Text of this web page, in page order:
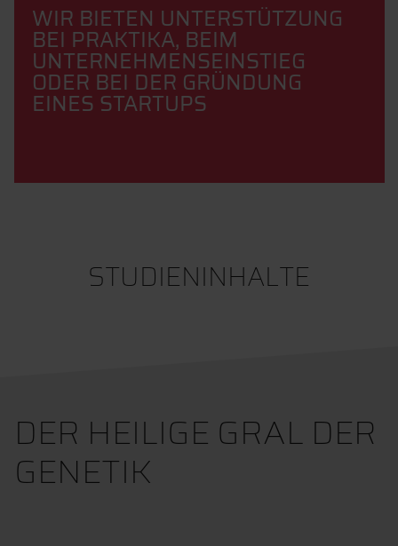
WIR BIETEN UNTERSTÜTZUNG
BEI PRAKTIKA, BEIM
UNTERNEHMENSEINSTIEG
ODER BEI DER GRÜNDUNG
EINES STARTUPS
STUDIENINHALTE
DER HEILIGE GRAL DER
GENETIK